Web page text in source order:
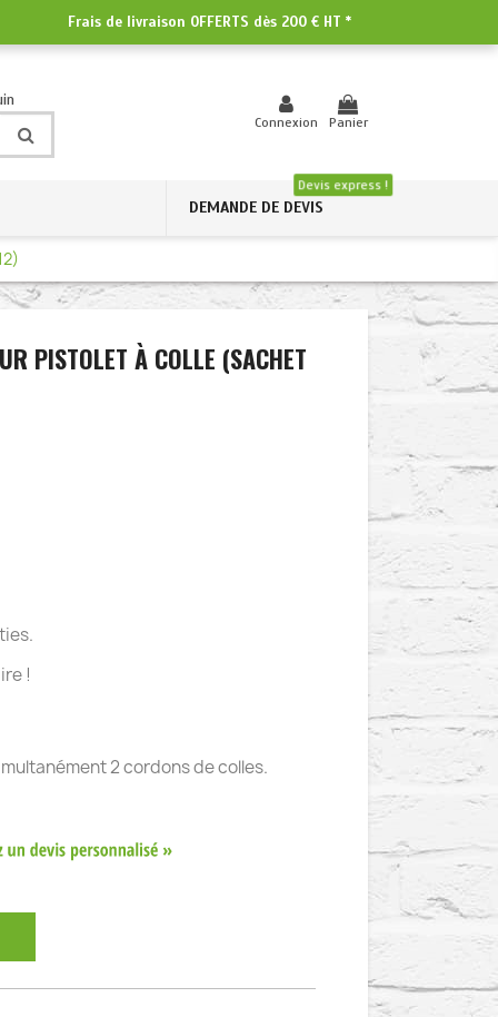
Frais de livraison OFFERTS dès 200 € HT *
Connexion Panier
DEMANDE DE DEVIS
Devis express !
PISTOLET À COLLE (SACHET
!
2 cordons de colles.